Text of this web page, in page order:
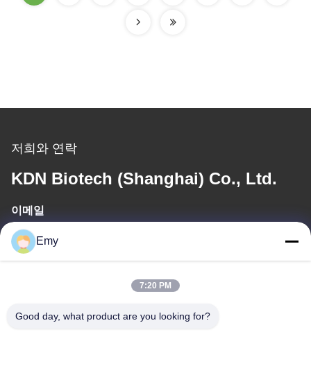
저희와 연락
KDN Biotech (Shanghai) Co., Ltd.
이메일
panxy@vlandgroup.com
우리 주소
Emy
7:20 PM
Good day, what product are you looking for?